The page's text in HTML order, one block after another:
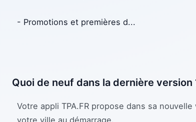
- Promotions et premières d...
Quoi de neuf dans la dernière version
Votre appli TPA.FR propose dans sa
votre ville au démarrage.